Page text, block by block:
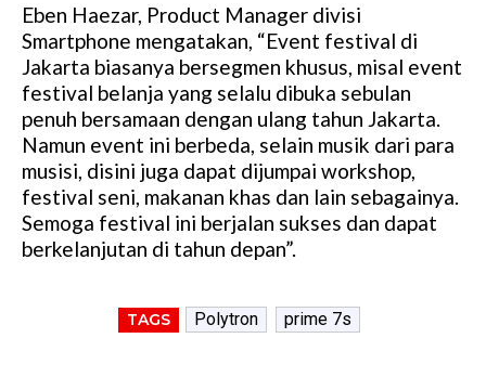
Eben Haezar, Product Manager divisi
Smartphone mengatakan, “Event festival di
Jakarta biasanya bersegmen khusus, misal event
festival belanja yang selalu dibuka sebulan
penuh bersamaan dengan ulang tahun Jakarta.
Namun event ini berbeda, selain musik dari para
musisi, disini juga dapat dijumpai workshop,
festival seni, makanan khas dan lain sebagainya.
Semoga festival ini berjalan sukses dan dapat
berkelanjutan di tahun depan”.
TAGS Polytron prime 7s